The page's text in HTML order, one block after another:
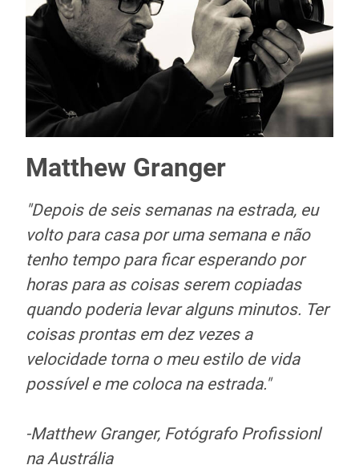
Matthew Granger
"Depois de seis semanas na estrada, eu
volto para casa por uma semana e não
tenho tempo para ficar esperando por
horas para as coisas serem copiadas
quando poderia levar alguns minutos. Ter
coisas prontas em dez vezes a
velocidade torna o meu estilo de vida
possível e me coloca na estrada."
-Matthew Granger, Fotógrafo Profissionl
na Austrália